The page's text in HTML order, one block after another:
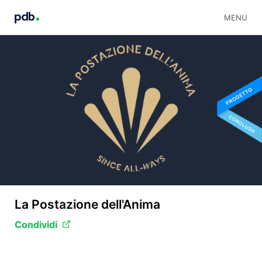
MENU
La Postazione dell'Anima
Condividi